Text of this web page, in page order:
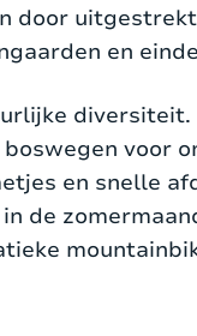
door
en
voor
en snelle
de